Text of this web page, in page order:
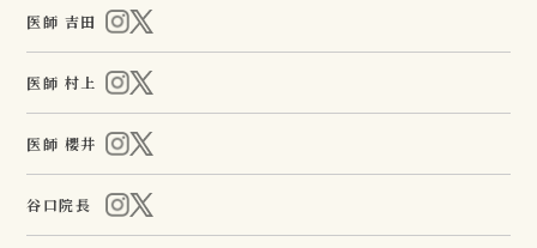
医師 吉田
医師 村上
医師 櫻井
谷口院長